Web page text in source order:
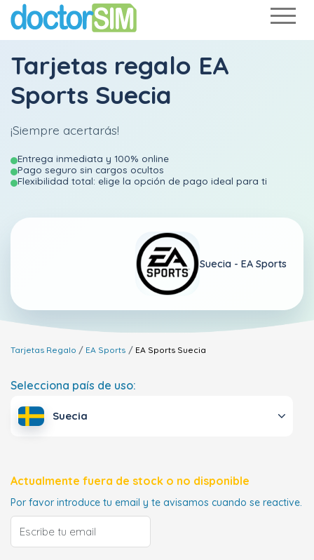
Tarjetas regalo EA
Sports Suecia
¡Siempre acertarás!
Entrega inmediata y 100% online
Pago seguro sin cargos ocultos
Flexibilidad total: elige la opción de pago ideal para ti
Suecia - EA Sports
Tarjetas Regalo EA Sports EA Sports Suecia
Selecciona país de uso:
Suecia
Actualmente fuera de stock o no disponible
Por favor introduce tu email y te avisamos cuando se reactive.